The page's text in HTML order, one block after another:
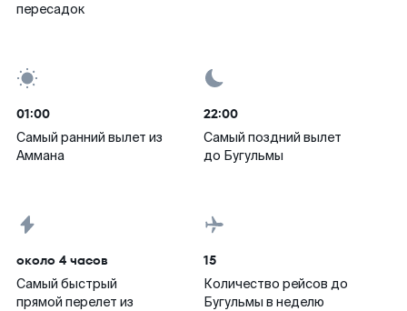
пересадок
01:00
Самый ранний вылет из
Аммана
22:00
Самый поздний вылет
до Бугульмы
около 4 часов
Самый быстрый
прямой перелет из
15
Количество рейсов до
Бугульмы в неделю